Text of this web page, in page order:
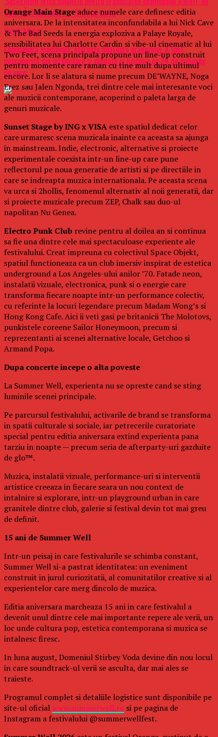
timp cÃ¢t mai scurt’ – Stiri pe surse
Don't Miss
Capodoperă medievală, atârnată deasupra aragazului. A fost
descoperită din întâmplare şi vândută la licitaţie cu 24 de milioane
de euro
Orange Main Stageaduce numele care definesc editia
aniversara. De la intensitatea inconfundabila a lui Nick Cave
& The Bad Seeds la energia exploziva a Palaye Royale,
sensibilitatea lui Charlotte Cardin si vibe-ul cinematic al lui
Two Feet, scena principala propune un line-up construit
pentru momente care raman cu tine mult dupa ultimul
encore. Lor li se alatura si nume precum DE’WAYNE, Noga
Erez sau Jalen Ngonda, trei dintre cele mai interesante voci
ale muzicii contemporane, acoperind o paleta larga de
genuri muzicale.
Sunset Stage by ING x VISA este spatiul dedicat celor
care urmaresc scena muzicala inainte ca aceasta sa ajunga
in mainstream. Indie, electronic, alternative si proiecte
experimentale coexista intr-un line-up care pune
reflectorul pe noua generatie de artisti si pe directiile in
care se indreapta muzica internationala. Pe aceasta scena
va urca si 2hollis, fenomenul alternativ al noii generatii, dar
si proiecte muzicale precum ZEP, Chalk sau duo-ul
napolitan Nu Genea.
Electro Punk Club revine pentru al doilea an si continua
sa fie una dintre cele mai spectaculoase experiente ale
festivalului. Creat impreuna cu colectivul Space Objekt,
spatiul functioneaza ca un club imersiv inspirat de estetica
underground a Los Angeles-ului anilor ’70. Fatade neon,
instalatii vizuale, electronica, punk si o energie care
transforma fiecare noapte intr-un performance colectiv,
cu referinte la locuri legendare precum Madam Wong’s si
Hong Kong Cafe. Aici ii veti gasi pe britanicii The Molotovs,
punkistele coreene Sailor Honeymoon, precum si
reprezentanti ai scenei alternative locale, Getchoo si
Armand Popa.
Dupa concerte incepe o alta poveste
La Summer Well, experienta nu se opreste cand se sting
luminile scenei principale.
Pe parcursul festivalului, activarile de brand se transforma
in spatii culturale si sociale, iar petrecerile curatoriate
special pentru editia aniversara extind experienta pana
tarziu in noapte — precum seria de afterparty-uri gazduite
de glo™.
Muzica, instalatii vizuale, performance-uri si interventii
artistice creeaza in fiecare seara un nou context de
intalnire si explorare, intr-un playground urban in care
granitele dintre club, galerie si festival devin tot mai greu
de definit.
15 ani de Summer Well
Intr-un peisaj in care festivalurile se schimba constant,
Summer Well si-a pastrat identitatea: un eveniment
construit in jurul curiozitatii, al comunitatilor creative si al
experientelor care merg dincolo de muzica.
Editia aniversara marcheaza 15 ani in care festivalul a
devenit unul dintre cele mai importante repere ale verii, un
loc unde cultura pop, estetica contemporana si muzica se
intalnesc firesc.
In luna august, Domeniul Stirbey Voda devine din nou locul
in care soundtrack-ul verii se asculta, dar mai ales se
traieste.
Programul complet si detaliile logistice sunt disponibile pe
site-ul oficialwww.summerwell.ro si pe pagina de
Instagram a festivalului @summerwellfest.